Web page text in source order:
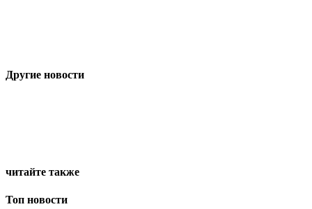
Другие новости
читайте также
Топ новости